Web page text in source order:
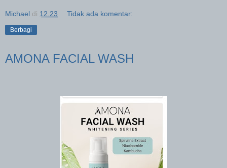
Michael di 12.23 Tidak ada komentar:
Berbagi
AMONA FACIAL WASH